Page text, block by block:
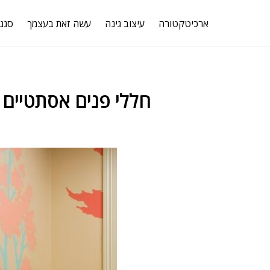
עשה זאת בעצמך עיצוב גינה ארכיטקטורה
36 חללי פנים